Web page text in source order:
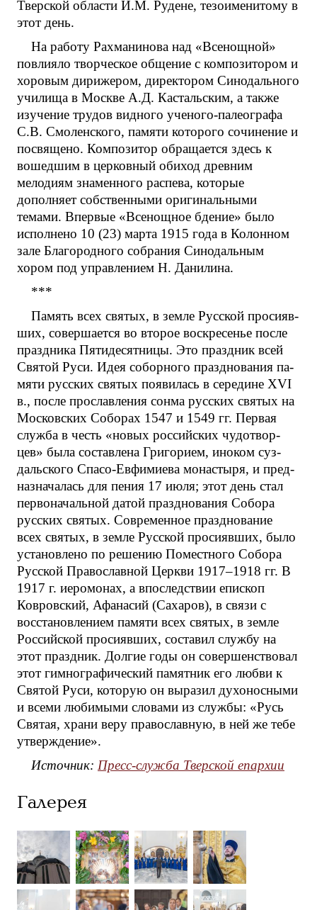
Тверской области И.М. Рудене, тезоименитому в
этот день.
На работу Рахманинова над «Всенощной»
повлияло творческое общение с композитором и
хоровым дирижером, директором Синодального
училища в Москве А.Д. Кастальским, а также
изучение трудов видного ученого-палеографа
С.В. Смоленского, памяти которого сочинение и
посвящено. Композитор обращается здесь к
вошедшим в церковный обиход древним
мелодиям знаменного распева, которые
дополняет собственными оригинальными
темами. Впервые «Всенощное бдение» было
исполнено 10 (23) марта 1915 года в Колонном
зале Благородного собрания Синодальным
хором под управлением Н. Данилина.
***
Память всех свя­тых, в зем­ле Рус­ской про­си­яв­
ших, совершается во второе вос­кре­се­нье по­сле
праздника Пя­ти­де­сят­ни­цы. Это праздник всей
Святой Руси. Идея со­бор­но­го празд­но­ва­ния па­
мя­ти русских свя­тых по­яви­лась в середине XVI
в., по­сле про­слав­ле­ния сон­ма русских свя­тых на
Московских Со­бо­рах 1547 и 1549 гг. Пер­вая
служ­ба в честь «но­вых рос­сий­ских чудотвор­
цев» бы­ла со­став­ле­на Гри­го­ри­ем, ино­ком суз­
даль­ско­го Спа­со-Ев­фи­ми­е­ва монастыря, и пред­
на­зна­ча­лась для пе­ния 17 июля; этот день стал
пер­во­на­чаль­ной да­той празд­но­ва­ния Со­бо­ра
рус­ских святых. Современное празд­но­ва­ние
всех свя­тых, в зем­ле Русской про­си­яв­ших, бы­ло
установле­но по ре­ше­нию По­мест­но­го Со­бо­ра
Рус­ской Право­слав­ной Церк­ви 1917–1918 гг. В
1917 г. иеромонах, а впоследствии епископ
Ковровский, Афанасий (Сахаров), в связи с
восстановлением памяти всех святых, в земле
Российской просиявших, составил службу на
этот праздник. Долгие годы он совершенствовал
этот гимнографический памятник его любви к
Святой Руси, которую он выразил духоносными
и всеми любимыми словами из службы: «Русь
Святая, храни веру православную, в ней же тебе
утверждение».
Источник: Пресс-служба Тверской епархии
Галерея